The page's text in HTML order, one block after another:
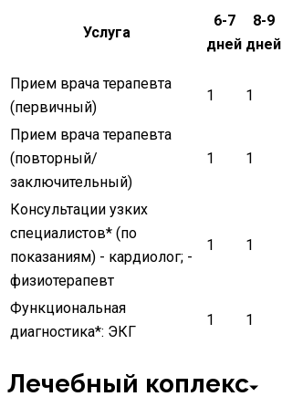
Услуга
6-7
дней
8-9
дней
Прием врача терапевта
(первичный)
1 1
Прием врача терапевта
(повторный/
заключительный)
1 1
Консультации узких
специалистов* (по
показаниям) - кардиолог; -
физиотерапевт
1 1
Функциональная
диагностика*: ЭКГ
1 1
Лечебный коплекс